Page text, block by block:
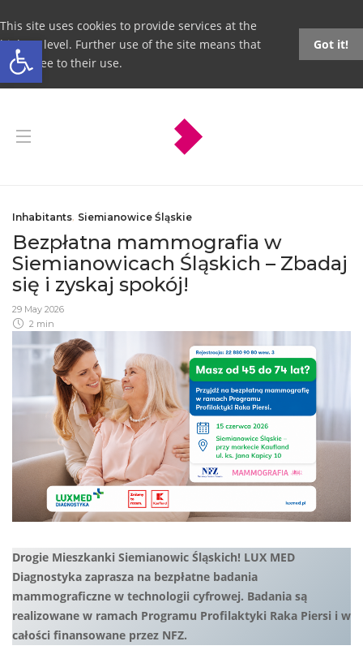
Open toolbar
This site uses cookies to provide services at the
highest level. Further use of the site means that
you agree to their use.
Got it!
Inhabitants, Siemianowice Śląskie
Bezpłatna mammografia w
Siemianowicach Śląskich – Zbadaj
się i zyskaj spokój!
29 May 2026
2 min
Drogie Mieszkanki Siemianowic Śląskich! LUX MED
Diagnostyka zaprasza na bezpłatne badania
mammograficzne w technologii cyfrowej. Badania są
realizowane w ramach Programu Profilaktyki Raka Piersi i w
całości finansowane przez NFZ.